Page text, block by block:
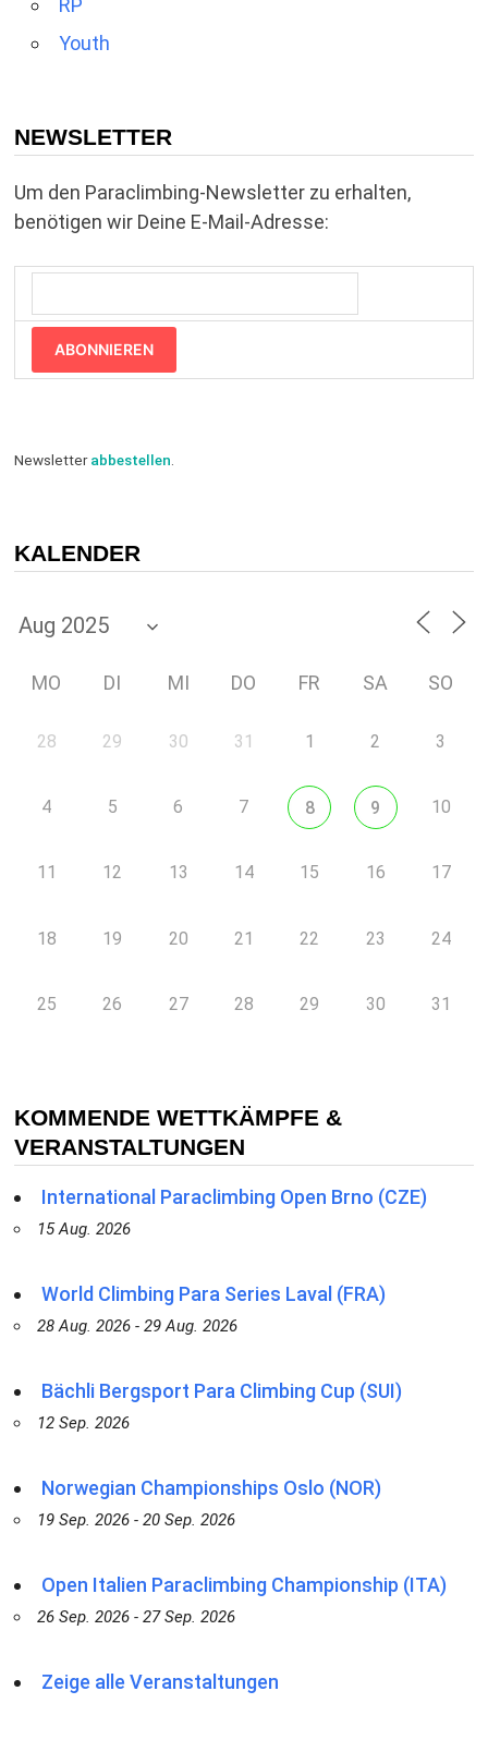
RP
Youth
NEWSLETTER
Um den Paraclimbing-Newsletter zu erhalten,
benötigen wir Deine E-Mail-Adresse:
ABONNIEREN
Newsletterabbestellen.
KALENDER
MO DI MI DO FR SA SO
28 29 30 31 1 2 3
4 5 6 7 8 9 10
11 12 13 14 15 16 17
18 19 20 21 22 23 24
25 26 27 28 29 30 31
KOMMENDE WETTKÄMPFE &
VERANSTALTUNGEN
International Paraclimbing Open Brno (CZE)
15 Aug. 2026
World Climbing Para Series Laval (FRA)
28 Aug. 2026 - 29 Aug. 2026
Bächli Bergsport Para Climbing Cup (SUI)
12 Sep. 2026
Norwegian Championships Oslo (NOR)
19 Sep. 2026 - 20 Sep. 2026
Open Italien Paraclimbing Championship (ITA)
26 Sep. 2026 - 27 Sep. 2026
Zeige alle Veranstaltungen